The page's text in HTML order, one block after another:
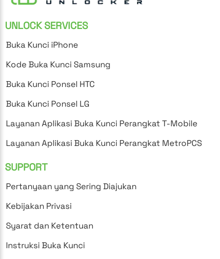
UNLOCK SERVICES
Buka Kunci iPhone
Kode Buka Kunci Samsung
Buka Kunci Ponsel HTC
Buka Kunci Ponsel LG
Layanan Aplikasi Buka Kunci Perangkat T-Mobile
Layanan Aplikasi Buka Kunci Perangkat MetroPCS
SUPPORT
Pertanyaan yang Sering Diajukan
Kebijakan Privasi
Syarat dan Ketentuan
Instruksi Buka Kunci